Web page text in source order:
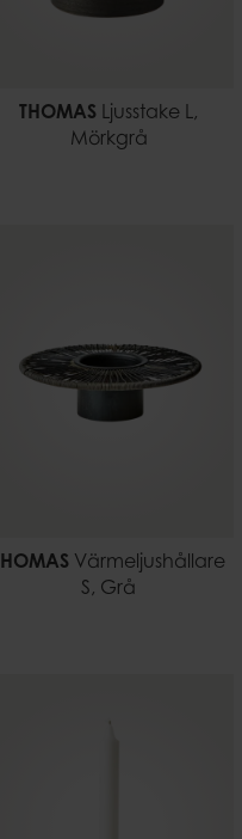
THOMAS Ljusstake L,
Mörkgrå
THOMAS Värmeljushållare
S, Grå